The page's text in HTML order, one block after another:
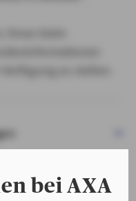
bei AXA